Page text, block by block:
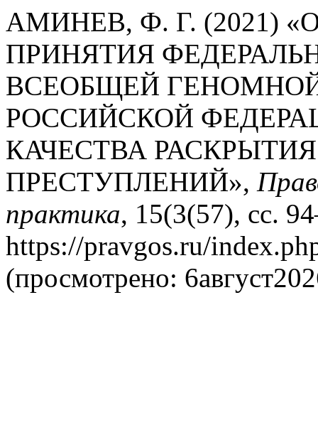
АМИНЕВ, Ф. Г. (2021)
ПРИНЯТИЯ
ВСЕОБЩЕЙ
РОССИЙСКОЙ
КАЧЕСТВА
ПРЕСТУПЛЕНИЙ»,
практика, 15(3(57), сс.
https://pravgos.ru/
(просмотрено: